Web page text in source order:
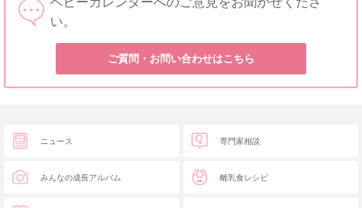
い。
ご質問・お問い合わせはこちら
ニュース
みんなの成長アルバム
専門家相談
離乳食レシピ